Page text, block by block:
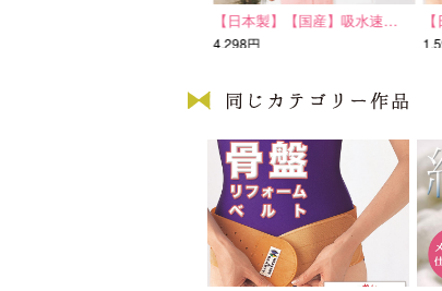
【日本製】【国産】吸水速…
4,298円